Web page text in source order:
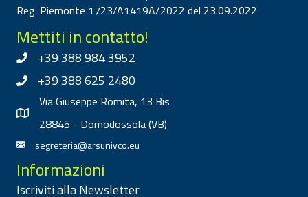
Reg. Piemonte 1723/A1419A/2022 del 23.09.2022
Mettiti in contatto!
+39 388 984 3952
+39 388 625 2480
Via Giuseppe Romita, 13 Bis
28845 - Domodossola (VB)
segreteria@arsunivco.eu
Informazioni
Iscriviti alla Newsletter